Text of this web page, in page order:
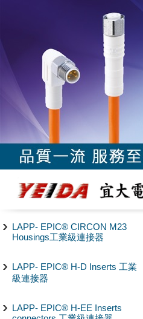
LAPP- EPIC® CIRCON M23
Housings工業級連接器
LAPP- EPIC® H-D Inserts 工業
級連接器
LAPP- EPIC® H-EE Inserts